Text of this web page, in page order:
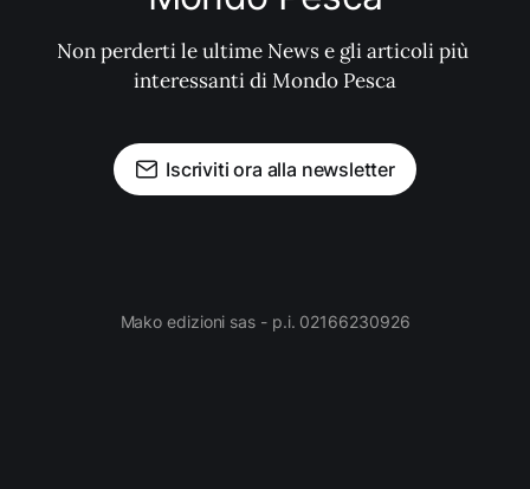
Non perderti le ultime News e gli articoli più
interessanti di Mondo Pesca
Iscriviti ora alla newsletter
Mako edizioni sas - p.i. 02166230926